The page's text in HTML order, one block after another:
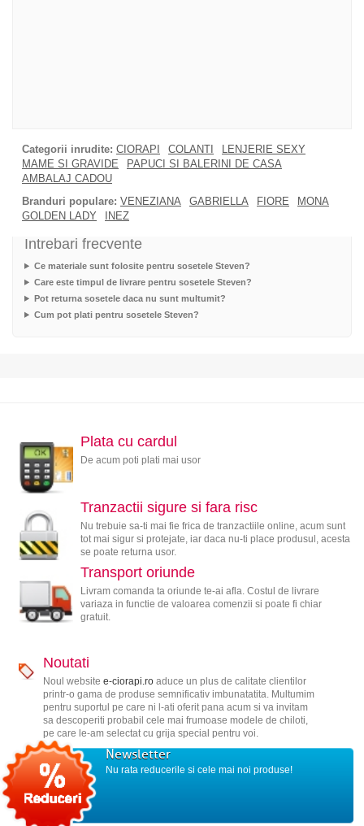
Categorii inrudite: CIORAPI COLANTI
LENJERIE SEXY
MAME SI GRAVIDE
PAPUCI SI BALERINI DE CASA
AMBALAJ CADOU
Branduri populare: VENEZIANA GABRIELLA FIORE
MONA
GOLDEN LADY
INEZ
Intrebari frecvente
Ce materiale sunt folosite pentru sosetele Steven?
Care este timpul de livrare pentru sosetele Steven?
Pot returna sosetele daca nu sunt multumit?
Cum pot plati pentru sosetele Steven?
Plata cu cardul
De acum poti plati mai usor
Tranzactii sigure si fara risc
Nu trebuie sa-ti mai fie frica de tranzactiile online, acum sunt
tot mai sigur si protejate, iar daca nu-ti place produsul, acesta
se poate returna usor.
Transport oriunde
Livram comanda ta oriunde te-ai afla. Costul de livrare
variaza in functie de valoarea comenzii si poate fi chiar
gratuit.
Noutati
Noul website e-ciorapi.roaduce un plus de calitate clientilor
printr-o gama de produse semnificativ imbunatatita. Multumim
pentru suportul pe care ni l-ati oferit pana acum si va invitam
sa descoperiti probabil cele mai frumoase modele de chiloti,
pe care le-am selectat cu grija special pentru voi.
Newsletter
Nu rata reducerile si cele mai noi produse!